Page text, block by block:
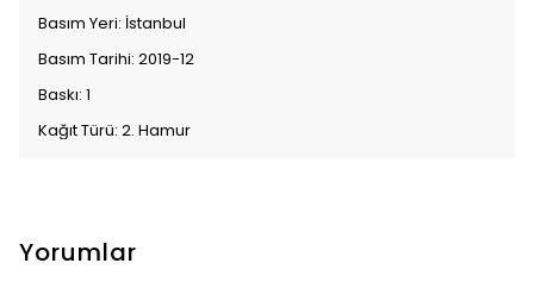
Basım Yeri: İstanbul
Basım Tarihi: 2019-12
Baskı: 1
Kağıt Türü: 2. Hamur
Yorumlar